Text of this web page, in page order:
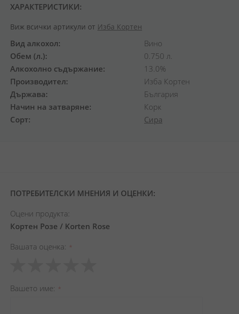
ХАРАКТЕРИСТИКИ:
Виж всички артикули от Изба Кортен
Вид алкохол
Вино
Обем (л.)
0.750 л.
Алкохолно съдържание
13.0%
Производител
Изба Кортен
Държава
България
Начин на затваряне
Корк
Сорт
Сира
ПОТРЕБИТЕЛСКИ МНЕНИЯ И ОЦЕНКИ:
Оцени продукта:
Кортен Розе / Korten Rose
Вашата оценка
star
stars
stars
stars
stars
Вашето име